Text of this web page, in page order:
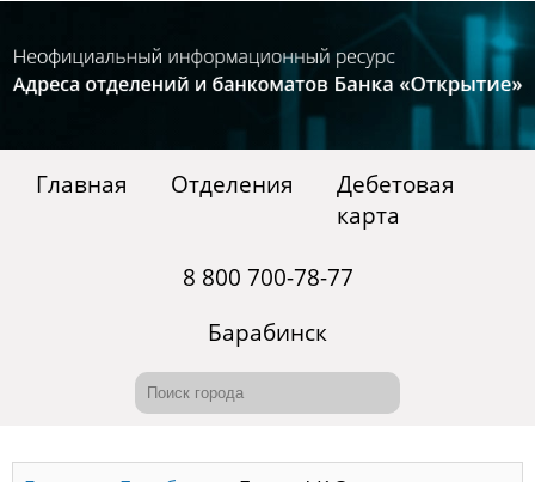
Главная Отделения
Дебетовая
карта
8 800 700-78-77
Барабинск